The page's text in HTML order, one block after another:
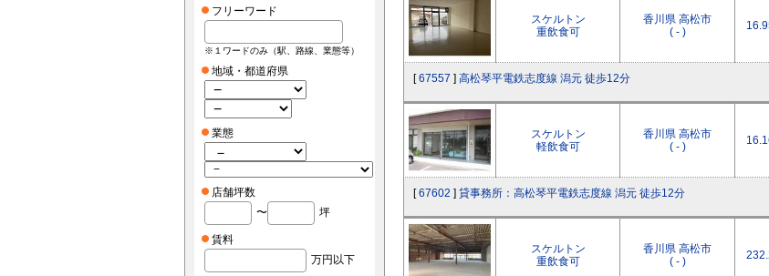
スケルトン
重飲食可
香川県 高松市
( - )
[67557 ] 高松琴平電鉄志度線 潟元 徒歩12分
スケルトン
軽飲食可
香川県 高松市
( - )
[67602 ] 貸事務所：高松琴平電鉄志度線 潟元 徒歩12分
スケルトン
重飲食可
香川県 高松市
( - )
フリーワード
※１ワードのみ（駅、路線、業態等）
地域・都道府県
業態
店舗坪数
〜
坪
賃料
万円以下